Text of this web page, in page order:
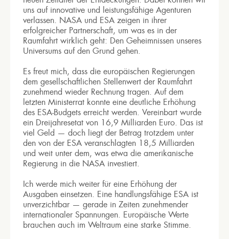
uns auf innovative und leistungsfähige Agenturen
verlassen. NASA und ESA zeigen in ihrer
erfolgreicher Partnerschaft, um was es in der
Raumfahrt wirklich geht: Den Geheimnissen unseres
Universums auf den Grund gehen.
Es freut mich, dass die europäischen Regierungen
dem gesellschaftlichen Stellenwert der Raumfahrt
zunehmend wieder Rechnung tragen. Auf dem
letzten Ministerrat konnte eine deutliche Erhöhung
des ESA-Budgets erreicht werden. Vereinbart wurde
ein Dreijahresetat von 16,9 Milliarden Euro. Das ist
viel Geld — doch liegt der Betrag trotzdem unter
den von der ESA veranschlagten 18,5 Milliarden
und weit unter dem, was etwa die amerikanische
Regierung in die NASA investiert.
Ich werde mich weiter für eine Erhöhung der
Ausgaben einsetzen. Eine handlungsfähige ESA ist
unverzichtbar — gerade in Zeiten zunehmender
internationaler Spannungen. Europäische Werte
brauchen auch im Weltraum eine starke Stimme.